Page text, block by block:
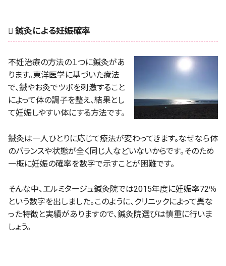
 鍼灸による妊娠確率
不妊治療の方法の１つに鍼灸があ
ります。東洋医学に基づいた療法
で、鍼やお灸でツボを刺激すること
によって体の調子を整え、結果とし
て妊娠しやすい体にする方法です。
鍼灸は一人ひとりに応じて療法が変わってきます。なぜなら体
のバランスや状態が全く同じ人などいないからです。そのため
一概に妊娠の確率を数字で示すことが困難です。
そんな中、エルミタージュ鍼灸院では2015年度に妊娠率72％
という数字を出しました。このように、クリニックによって異な
った特徴と実績がありますので、鍼灸院選びは慎重に行いま
しょう。